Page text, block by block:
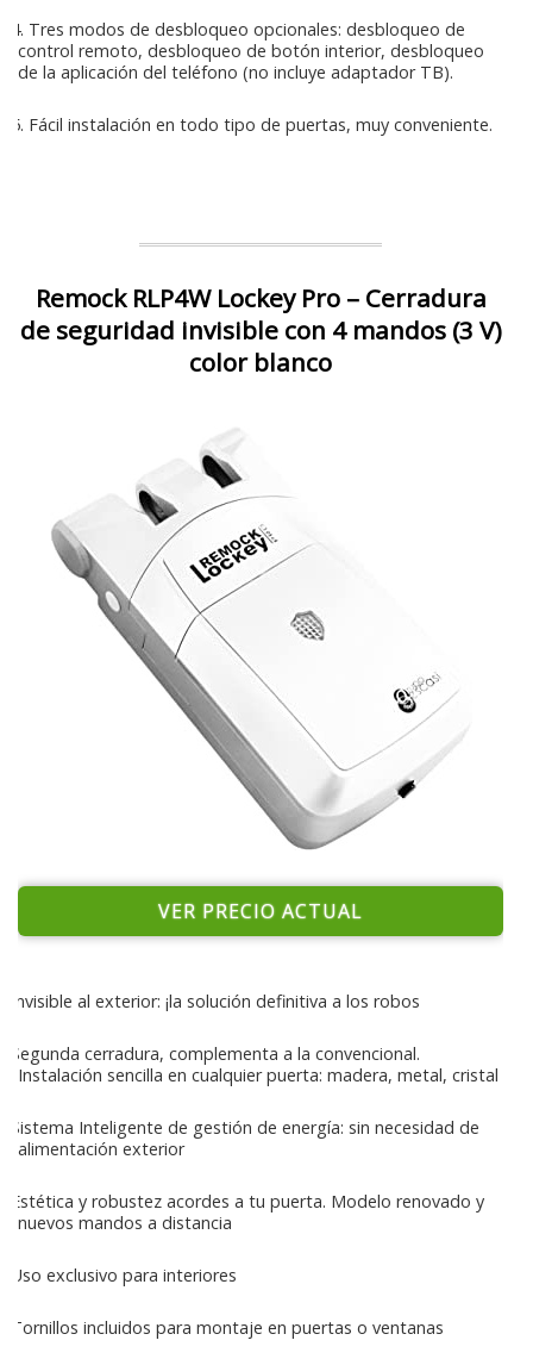
4. Tres modos de desbloqueo opcionales: desbloqueo de
control remoto, desbloqueo de botón interior, desbloqueo
de la aplicación del teléfono (no incluye adaptador TB).
5. Fácil instalación en todo tipo de puertas, muy conveniente.
Remock RLP4W Lockey Pro – Cerradura
de seguridad invisible con 4 mandos (3 V)
color blanco
VER PRECIO ACTUAL
Invisible al exterior: ¡la solución definitiva a los robos
Segunda cerradura, complementa a la convencional.
Instalación sencilla en cualquier puerta: madera, metal, cristal
Sistema Inteligente de gestión de energía: sin necesidad de
alimentación exterior
Estética y robustez acordes a tu puerta. Modelo renovado y
nuevos mandos a distancia
Uso exclusivo para interiores
Tornillos incluidos para montaje en puertas o ventanas